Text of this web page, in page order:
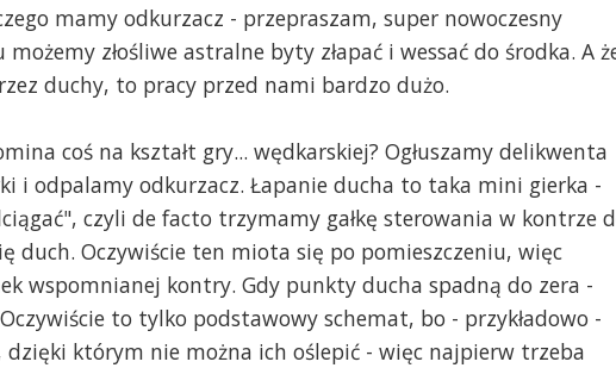
mamy odkurzacz - przepraszam, super nowoczesny
złośliwe astralne byty złapać i wessać do środka. A
duchy, to pracy przed nami bardzo dużo.
coś na kształt gry... wędkarskiej? Ogłuszamy delikwenta
i odpalamy odkurzacz. Łapanie ducha to taka mini gierka -
czyli de facto trzymamy gałkę sterowania w kontrze
duch. Oczywiście ten miota się po pomieszczeniu, więc
wspomnianej kontry. Gdy punkty ducha spadną do zera -
to tylko podstawowy schemat, bo - przykładowo -
którym nie można ich oślepić - więc najpierw trzeba